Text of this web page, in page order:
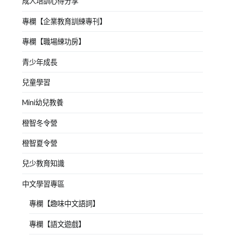
專欄【企業教育訓練專刊】
專欄【職場練功房】
青少年成長
兒童學習
Mini幼兒教養
橙智冬令營
橙智夏令營
兒少教育知識
中文學習專區
專欄【趣味中文語詞】
專欄【語文遊戲】